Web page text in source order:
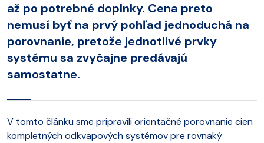
až po potrebné doplnky. Cena preto
nemusí byť na prvý pohľad jednoduchá na
porovnanie, pretože jednotlivé prvky
systému sa zvyčajne predávajú
samostatne.
V tomto článku sme pripravili orientačné porovnanie cien
kompletných odkvapových systémov pre rovnaký